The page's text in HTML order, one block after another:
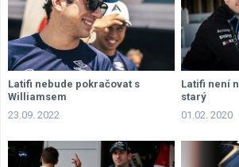
Latifi nebude pokračovat s
Williamsem
23.09. 2022
Latifi není
starý
01.02. 2020